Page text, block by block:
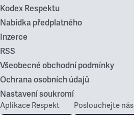
Kodex Respektu
Nabídka předplatného
Inzerce
RSS
Všeobecné obchodní podmínky
Ochrana osobních údajů
Nastavení soukromí
Aplikace Respekt Poslouchejte nás